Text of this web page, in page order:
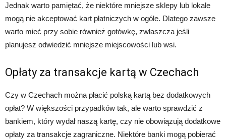
Jednak warto pamiętać, że niektóre mniejsze sklepy lub lokale
mogą nie akceptować kart płatniczych w ogóle. Dlatego zawsze
warto mieć przy sobie również gotówkę, zwłaszcza jeśli
planujesz odwiedzić mniejsze miejscowości lub wsi.
Opłaty za transakcje kartą w Czechach
Czy w Czechach można płacić polską kartą bez dodatkowych
opłat? W większości przypadków tak, ale warto sprawdzić z
bankiem, który wydał naszą kartę, czy nie obowiązują dodatkowe
opłaty za transakcje zagraniczne. Niektóre banki mogą pobierać